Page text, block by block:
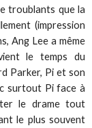
troublants que la
(impression
Ang Lee a même
le temps du
Parker, Pi et son
surtout Pi face à
le drame tout
le plus souvent